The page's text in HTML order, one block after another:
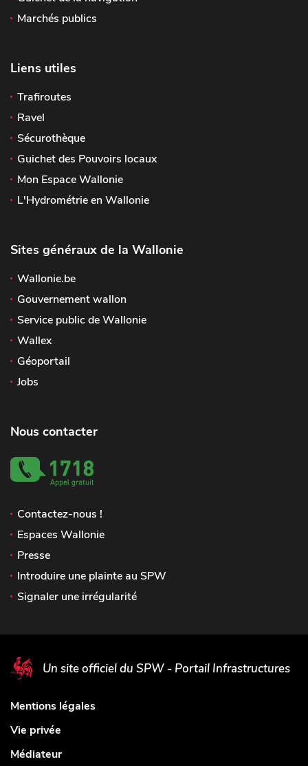
Marchés publics
Liens utiles
Trafiroutes
Ravel
Sécurothèque
Guichet des Pouvoirs locaux
Mon Espace Wallonie
L'Hydrométrie en Wallonie
Sites généraux de la Wallonie
Wallonie.be
Gouvernement wallon
Service public de Wallonie
Wallex
Géoportail
Jobs
Nous contacter
Contactez-nous !
Espaces Wallonie
Presse
Introduire une plainte au SPW
Signaler une irrégularité
Un site officiel du SPW - Portail Infrastructures
Mentions légales
Vie privée
Médiateur